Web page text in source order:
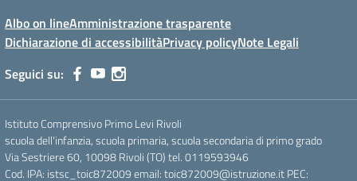
Albo on lineAmministrazione trasparente
Dichiarazione di accessibilitàPrivacy policyNote Legali
Seguici su:
Istituto Comprensivo Primo Levi Rivoli
scuola dell'infanzia, scuola primaria, scuola secondaria di primo grado
Via Sestriere 60, 10098 Rivoli (TO) tel. 0119593946
Cod. IPA: istsc_toic872009 email: toic872009@istruzione.it PEC: